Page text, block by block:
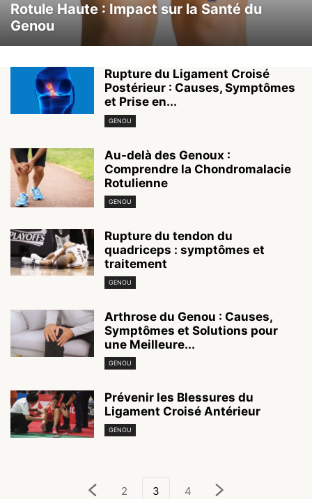
Rotule Haute : Impact sur la Santé du
Genou
Rupture du Ligament Croisé
Postérieur : Causes, Symptômes
et Prise en...
GENOU
Au-delà des Genoux :
Comprendre la Chondromalacie
Rotulienne
GENOU
Rupture du tendon du
quadriceps : symptômes et
traitement
GENOU
Arthrose du Genou : Causes,
Symptômes et Solutions pour
une Meilleure...
GENOU
Prévenir les Blessures du
Ligament Croisé Antérieur
GENOU
2 3 4